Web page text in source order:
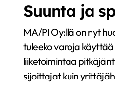
Suunta ja
MA/PI Oy:llä on nyt
tuleeko varoja käyttää
liiketoimintaa
sijoittajat kuin